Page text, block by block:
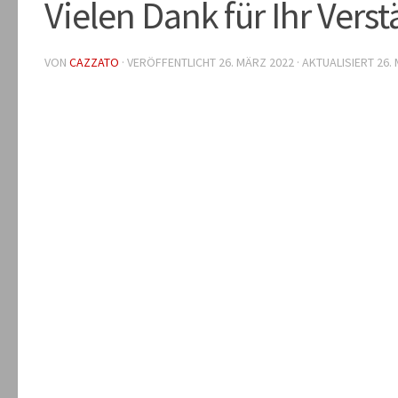
Vielen Dank für Ihr
VON CAZZATO · VERÖFFENTLICHT 26. MÄRZ 2022 · AKTUALISIERT 26.